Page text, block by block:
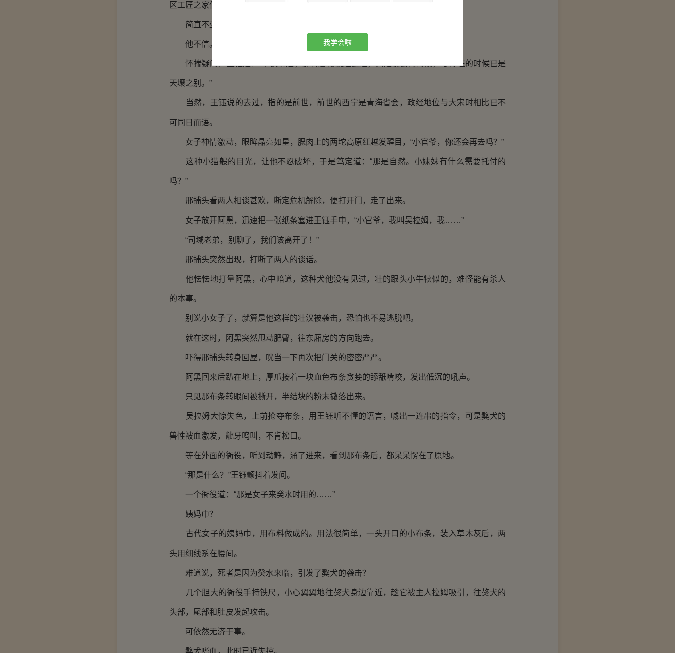
区工匠之家作护卫犬？
简直不亚于高射炮打蚊子！
他不信。
怀揣疑问，王钰道：“不仅听过，那青唐城我还去过，只是我去的时候，与你在的时候已是
天壤之别。”
当然，王钰说的去过，指的是前世，前世的西宁是青海省会，政经地位与大宋时相比已不
可同日而语。
女子神情激动，眼眸晶亮如星，腮肉上的两坨高原红越发醒目，“小官爷，你还会再去吗？”
这种小猫般的目光，让他不忍破坏，于是笃定道：“那是自然。小妹妹有什么需要托付的
吗？”
邢捕头看两人相谈甚欢，断定危机解除，便打开门，走了出来。
女子放开阿黑，迅速把一张纸条塞进王钰手中，“小官爷，我叫吴拉姆，我……”
“司域老弟，别聊了，我们该离开了！”
邢捕头突然出现，打断了两人的谈话。
他怯怯地打量阿黑，心中暗道，这种犬他没有见过，壮的跟头小牛犊似的，难怪能有杀人
的本事。
别说小女子了，就算是他这样的壮汉被袭击，恐怕也不易逃脱吧。
就在这时，阿黑突然甩动肥臀，往东厢房的方向跑去。
吓得邢捕头转身回屋，咣当一下再次把门关的密密严严。
阿黑回来后趴在地上，厚爪按着一块血色布条贪婪的舔舐啃咬，发出低沉的吼声。
只见那布条转眼间被撕开，半结块的粉末撒落出来。
吴拉姆大惊失色，上前抢夺布条，用王钰听不懂的语言，喊出一连串的指令，可是獒犬的
兽性被血激发，龇牙呜叫，不肯松口。
等在外面的衙役，听到动静，涌了进来，看到那布条后，都呆呆愣在了原地。
“那是什么？”王钰颤抖着发问。
一个衙役道：“那是女子来癸水时用的……”
姨妈巾？
古代女子的姨妈巾，用布料做成的。用法很简单，一头开口的小布条，装入草木灰后，两
头用细线系在腰间。
难道说，死者是因为癸水来临，引发了獒犬的袭击？
几个胆大的衙役手持铁尺，小心翼翼地往獒犬身边靠近，趁它被主人拉姆吸引，往獒犬的
头部，尾部和肚皮发起攻击。
可依然无济于事。
獒犬嗜血，此时已近失控。
我学会啦